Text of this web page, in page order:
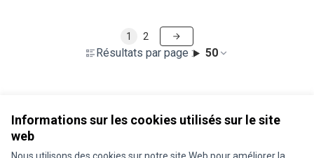
Informations sur les cookies utilisés sur le site
web
Résultats par page : 50
1 2